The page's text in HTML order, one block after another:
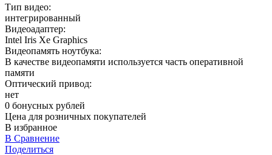
Тип видео:
интегрированный
Видеоадаптер:
Intel Iris Xe Graphics
Видеопамять ноутбука:
В качестве видеопамяти используется часть оперативной
памяти
Оптический привод:
нет
0 бонусных рублей
Цена для розничных покупателей
В избранное
В Сравнение
Поделиться